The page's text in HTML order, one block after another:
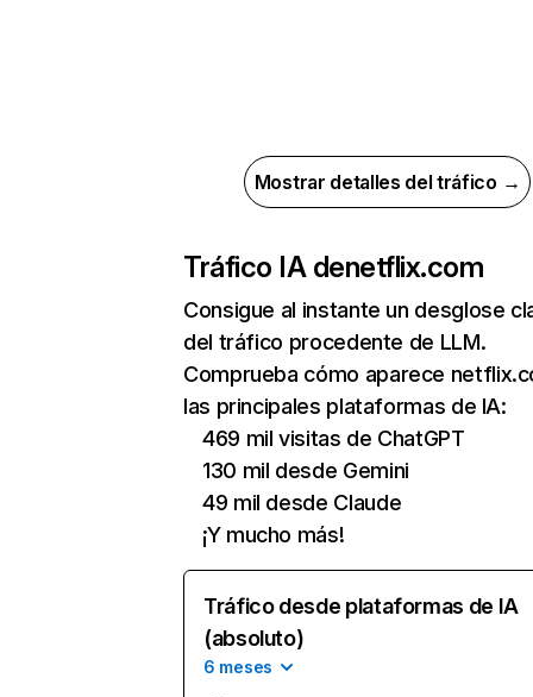
Mostrar detalles del tráfico →
Tráfico IA denetflix.com
Consigue al instante un desglose
del tráfico procedente de LLM.
Comprueba cómo aparece
las principales plataformas de IA:
469 mil visitas de ChatGPT
130 mil desde Gemini
49 mil desde Claude
¡Y mucho más!
Tráfico desde plataformas de IA
(absoluto)
6 meses